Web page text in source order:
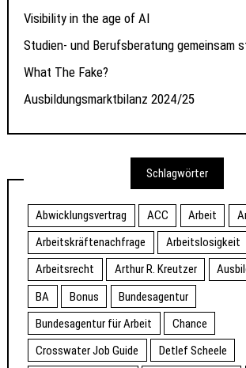
Visibility in the age of AI
Studien- und Berufsberatung gemeinsam
What The Fake?
Ausbildungsmarktbilanz 2024/25
Schlagwörter
Abwicklungsvertrag ACC Arbeit
Arbeitskräftenachfrage
Arbeitslosigkeit
Arbeitsrecht
Arthur R. Kreutzer
BA
Bonus
Bundesagentur
Bundesagentur für Arbeit
Chance
Crosswater Job Guide
Detlef Scheele